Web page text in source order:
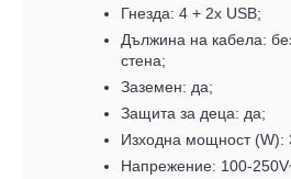
Гнезда: 4 + 2x USB;
Дължина на кабела:
стена;
Заземен: да;
Защита за деца: да;
Изходна мощност (W):
Напрежение: 100-